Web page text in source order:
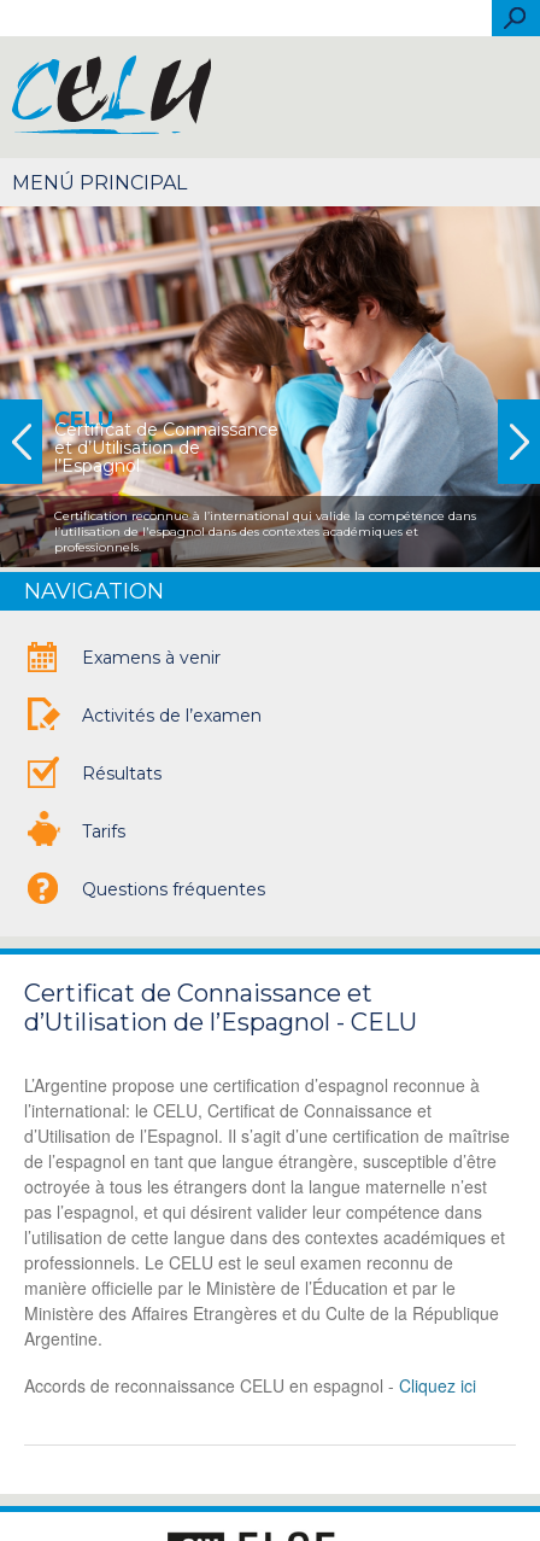
CELU
Certificat de Connaissance
et d’Utilisation de
l’Espagnol
Certification reconnue à l’international qui valide la compétence dans
l’utilisation de l'espagnol dans des contextes académiques et
professionnels.
NAVIGATION
Examens à venir
Activités de l’examen
Résultats
Tarifs
Questions fréquentes
Certificat de Connaissance et
d’Utilisation de l’Espagnol - CELU
L’Argentine propose une certification d’espagnol reconnue à
l’international: le CELU, Certificat de Connaissance et
d’Utilisation de l’Espagnol. Il s’agit d’une certification de maîtrise
de l’espagnol en tant que langue étrangère, susceptible d’être
octroyée à tous les étrangers dont la langue maternelle n’est
pas l’espagnol, et qui désirent valider leur compétence dans
l’utilisation de cette langue dans des contextes académiques et
professionnels. Le CELU est le seul examen reconnu de
manière officielle par le Ministère de l’Éducation et par le
Ministère des Affaires Etrangères et du Culte de la République
Argentine.
Accords de reconnaissance CELU en espagnol - Cliquez ici